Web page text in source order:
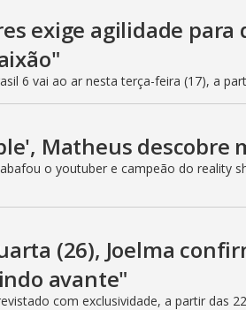
exige agilidade
6 vai ao ar nesta terça-feira (17), a
Matheus descobre
o youtuber e campeão do reality
(26), Joelma
avante"
com exclusividade, a partir das